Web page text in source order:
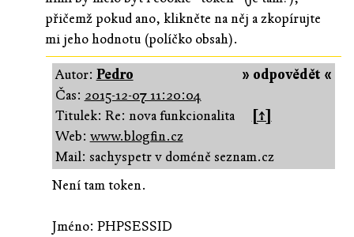
přičemž pokud ano, klikněte na něj a zkopírujte
mi jeho hodnotu (políčko obsah).
» odpovědět «
Autor: Pedro
Čas: 2015-12-07 11:20:04
Titulek: Re: nova funkcionalita
[↑]
Web: www.blogfin.cz
Mail: sachyspetr v doméně seznam.cz
Není tam token.
Jméno: PHPSESSID